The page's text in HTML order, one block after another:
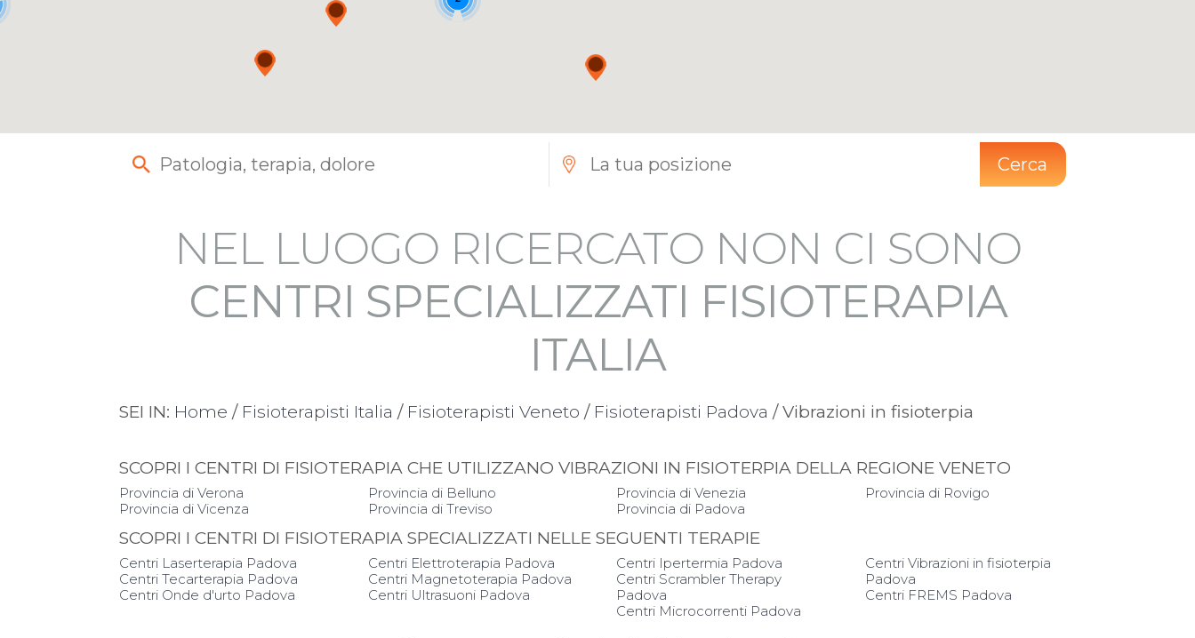
Cerca
NEL LUOGO RICERCATO NON CI SONO
CENTRI SPECIALIZZATI FISIOTERAPIA
ITALIA
SEI IN: Home / Fisioterapisti Italia / Fisioterapisti Veneto / Fisioterapisti Padova / Vibrazioni in fisioterpia
SCOPRI I CENTRI DI FISIOTERAPIA CHE UTILIZZANO VIBRAZIONI IN FISIOTERPIA DELLA REGIONE VENETO
Provincia di Verona
Provincia di Vicenza
Provincia di Belluno
Provincia di Treviso
Provincia di Venezia
Provincia di Padova
Provincia di Rovigo
SCOPRI I CENTRI DI FISIOTERAPIA SPECIALIZZATI NELLE SEGUENTI TERAPIE
Centri Laserterapia Padova
Centri Tecarterapia Padova
Centri Onde d'urto Padova
Centri Elettroterapia Padova
Centri Magnetoterapia Padova
Centri Ultrasuoni Padova
Centri Ipertermia Padova
Centri Scrambler Therapy
Padova
Centri Microcorrenti Padova
Centri Vibrazioni in fisioterpia
Padova
Centri FREMS Padova